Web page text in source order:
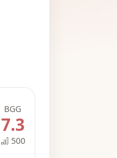
BGG
7.3
500